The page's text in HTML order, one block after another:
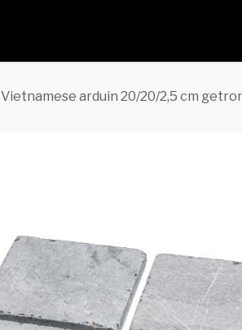
Vietnamese arduin 20/20/2,5 cm